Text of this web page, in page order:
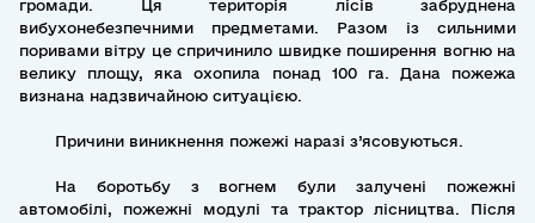
громади. Ця територія лісів забруднена
вибухонебезпечними предметами. Разом із сильними
поривами вітру це спричинило швидке поширення вогню на
велику площу, яка охопила понад 100 га. Дана пожежа
визнана надзвичайною ситуацією.
Причини виникнення пожежі наразі з’ясовуються.
На боротьбу з вогнем були залучені пожежні
автомобілі, пожежні модулі та трактор лісництва. Після